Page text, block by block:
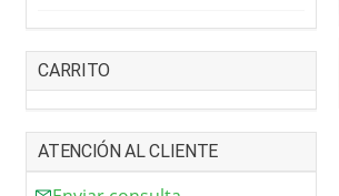
CARRITO
ATENCIÓN AL CLIENTE